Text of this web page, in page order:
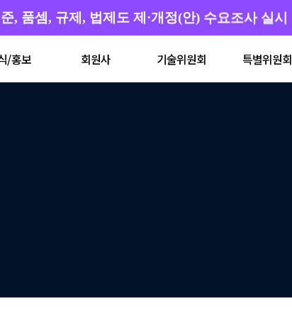
, 품셈, 규제, 법제도 제·개정(안) 수요조사 실시
/홍보 회원사 기술위원회 특별위원회